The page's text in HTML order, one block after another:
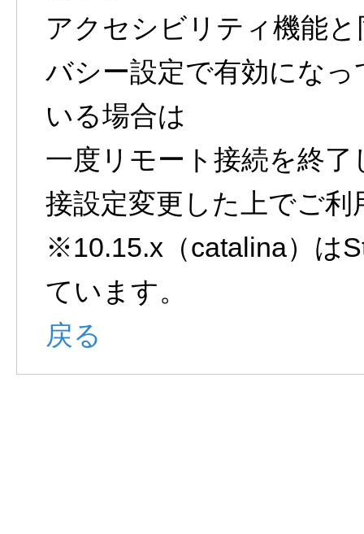
アクセシビリティ機能
バシー設定で有効にな
いる場合は
一度リモート接続を終
接設定変更した上でご利
※10.15.x（catalina）は
ています。
戻る